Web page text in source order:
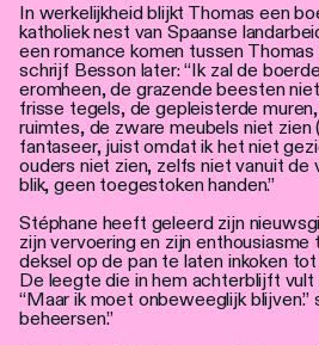
In werkelijkheid blijkt Thomas een
katholiek nest van Spaanse
een romance komen tussen
schrijf Besson later: “Ik zal de
eromheen, de grazende beesten
frisse tegels, de gepleisterde
ruimtes, de zware meubels niet zien
fantaseer, juist omdat ik het niet
ouders niet zien, zelfs niet vanuit de
blik, geen toegestoken handen.”
Stéphane heeft geleerd zijn
zijn vervoering en zijn
deksel op de pan te laten inkoken
De leegte die in hem achterblijft vult
“Maar ik moet onbeweeglijk
beheersen.”